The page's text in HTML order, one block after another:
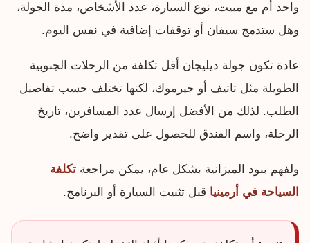
واحد أم مع مبيت، نوع السيارة، عدد الأشخاص، مدة الجولة،
وهل ستدمج سيفان أو توقفات إضافية في نفس اليوم.
عادة تكون جولة ديليجان أقل تكلفة من الرحلات الجنوبية
الطويلة مثل تاتيف أو جيرموك، لكنها تختلف حسب تفاصيل
الطلب. لذلك من الأفضل إرسال عدد المسافرين، تاريخ
الرحلة، واسم الفندق للحصول على تقدير واضح.
ولفهم بنود الميزانية بشكل عام، يمكن مراجعة تكلفة
السياحة في أرمينيا قبل تثبيت السيارة أو البرنامج.